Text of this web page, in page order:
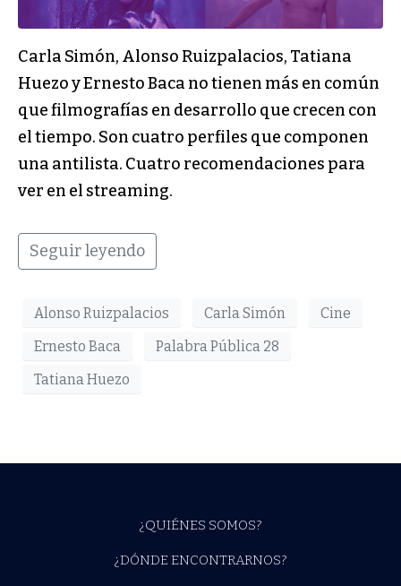
Carla Simón, Alonso Ruizpalacios, Tatiana
Huezo y Ernesto Baca no tienen más en común
que filmografías en desarrollo que crecen con
el tiempo. Son cuatro perfiles que componen
una antilista. Cuatro recomendaciones para
ver en el streaming.
Seguir leyendo
Alonso Ruizpalacios Carla Simón
Cine
Ernesto Baca
Palabra Pública 28
Tatiana Huezo
¿QUIÉNES SOMOS?
¿DÓNDE ENCONTRARNOS?